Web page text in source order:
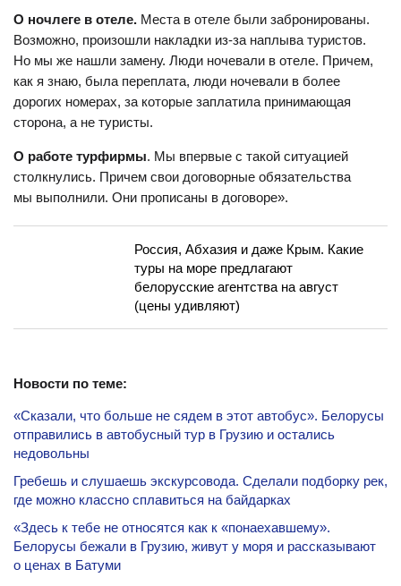
О ночлеге в отеле. Места в отеле были забронированы.
Возможно, произошли накладки из-за наплыва туристов.
Но мы же нашли замену. Люди ночевали в отеле. Причем,
как я знаю, была переплата, люди ночевали в более
дорогих номерах, за которые заплатила принимающая
сторона, а не туристы.
О работе турфирмы. Мы впервые с такой ситуацией
столкнулись. Причем свои договорные обязательства
мы выполнили. Они прописаны в договоре».
Россия, Абхазия и даже Крым. Какие
туры на море предлагают
белорусские агентства на август
(цены удивляют)
Новости по теме:
«Сказали, что больше не сядем в этот автобус». Белорусы
отправились в автобусный тур в Грузию и остались
недовольны
Гребешь и слушаешь экскурсовода. Сделали подборку рек,
где можно классно сплавиться на байдарках
«Здесь к тебе не относятся как к «понаехавшему».
Белорусы бежали в Грузию, живут у моря и рассказывают
о ценах в Батуми